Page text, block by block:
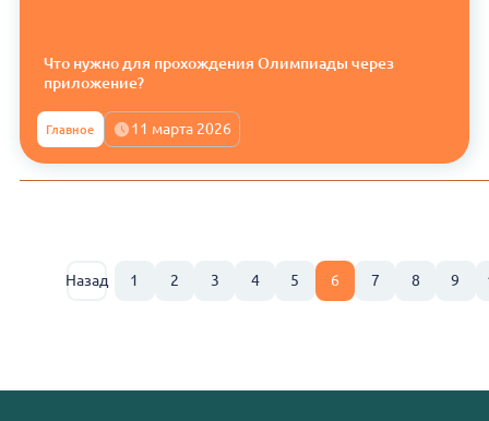
Что нужно для прохождения Олимпиады через
приложение?
Главное 11 марта 2026
Назад 1 2 3 4 5 6 7 8 9